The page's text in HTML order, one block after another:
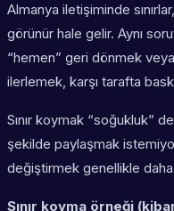
Almanya iletişiminde
görünür hale gelir. Aynı
“hemen” geri dönmek
ilerlemek, karşı tarafta
Sınır koymak “soğukluk”
şekilde paylaşmak
değiştirmek genellikle daha
Sınır koyma örneği